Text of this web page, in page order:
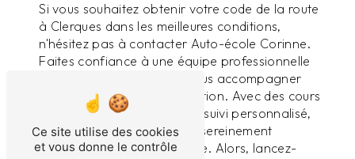
Si vous souhaitez obtenir votre code de la route
à Clerques dans les meilleures conditions,
n'hésitez pas à contacter Auto-école Corinne.
Faites confiance à une équipe professionnelle
et passionnée, qui saura vous accompagner
tout au long de votre formation. Avec des cours
adaptés à votre profil et un suivi personnalisé,
vous serez prêt à affronter sereinement
l'examen du code de la route. Alors, lancez-
Ce site utilise des cookies
et vous donne le contrôle